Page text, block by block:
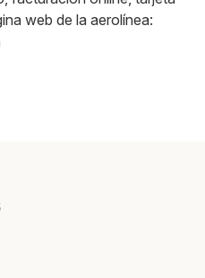
web de la aerolínea: